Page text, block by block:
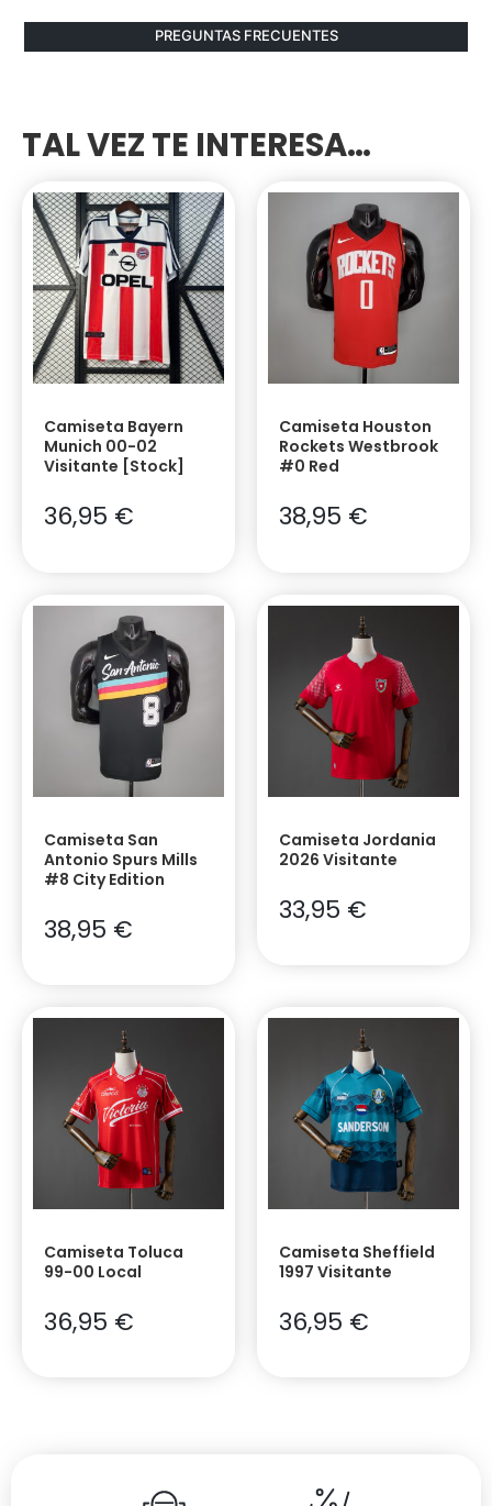
PREGUNTAS FRECUENTES
TAL VEZ TE INTERESA…
Camiseta Bayern
Munich 00-02
Visitante [Stock]
36,95 €
Camiseta Houston
Rockets Westbrook
#0 Red
38,95 €
Camiseta San
Antonio Spurs Mills
#8 City Edition
38,95 €
Camiseta Jordania
2026 Visitante
33,95 €
Camiseta Toluca
99-00 Local
36,95 €
Camiseta Sheffield
1997 Visitante
36,95 €